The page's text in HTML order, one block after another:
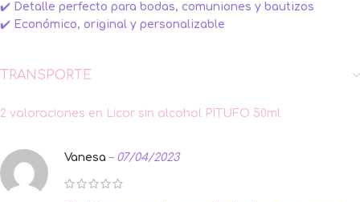
✔️ Detalle perfecto para bodas, comuniones y bautizos
✔️ Económico, original y personalizable
TRANSPORTE
2 valoraciones en Licor sin alcohol PITUFO 50ml
Vanesa– 07/04/2023